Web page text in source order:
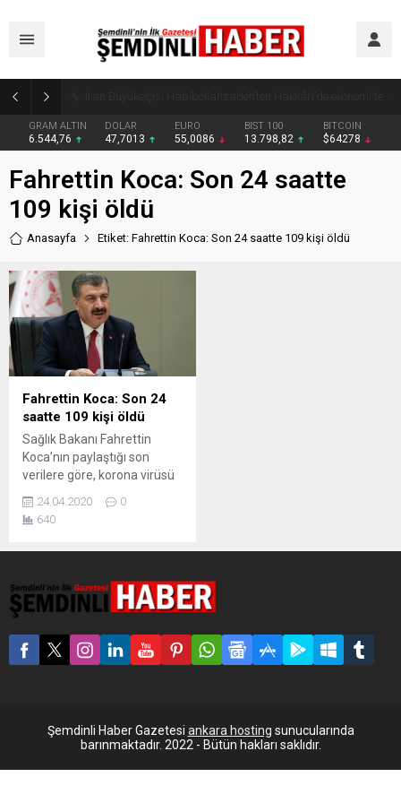
GRAM ALTIN
6.544,76
DOLAR
47,7013
EURO
55,0086
BIST 100
13.798,82
BITCOIN
$64278
Fahrettin Koca: Son 24 saatte
109 kişi öldü
Anasayfa Etiket: Fahrettin Koca: Son 24 saatte 109 kişi öldü
Fahrettin Koca: Son 24
saatte 109 kişi öldü
Sağlık Bakanı Fahrettin
Koca’nın paylaştığı son
verilere göre, korona virüsü
kişinin daha ölmesiyle
toplam can kaybı 2.600 oldu.
Bakanı Fahrettin Koca,
korona virüsü salgınına
ilişkin son verileri sosyal
medya hesabından açıkladı.
Buna göre, son 24 saatte...
24.04.2020
0
640
Şemdinli Haber Gazetesi ankara hosting sunucularında
barınmaktadır. 2022 - Bütün hakları saklıdır.